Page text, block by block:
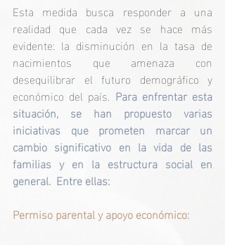
Esta medida busca responder a una
realidad que cada vez se hace más
evidente: la disminución en la tasa de
nacimientos que amenaza con
desequilibrar el futuro demográfico y
económico del país. Para enfrentar esta
situación, se han propuesto varias
iniciativas que prometen marcar un
cambio significativo en la vida de las
familias y en la estructura social en
general.  Entre ellas:
Permiso parental y apoyo económico: